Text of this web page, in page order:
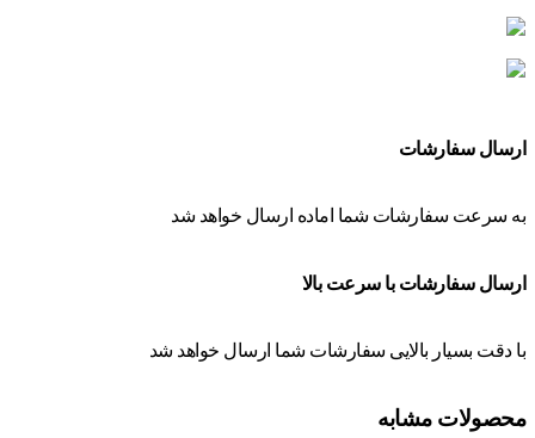
ارسال سفارشات
به سرعت سفارشات شما اماده ارسال خواهد شد
ارسال سفارشات با سرعت بالا
با دقت بسیار بالایی سفارشات شما ارسال خواهد شد
محصولات مشابه